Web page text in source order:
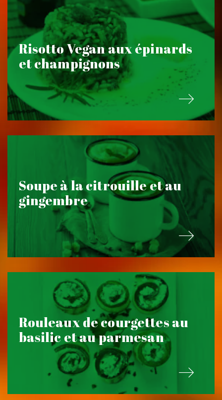
Risotto Vegan aux épinards
et champignons
Soupe à la citrouille et au
gingembre
Rouleaux de courgettes au
basilic et au parmesan